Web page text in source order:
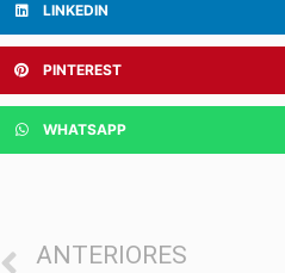
LINKEDIN
PINTEREST
WHATSAPP
ANTERIORES